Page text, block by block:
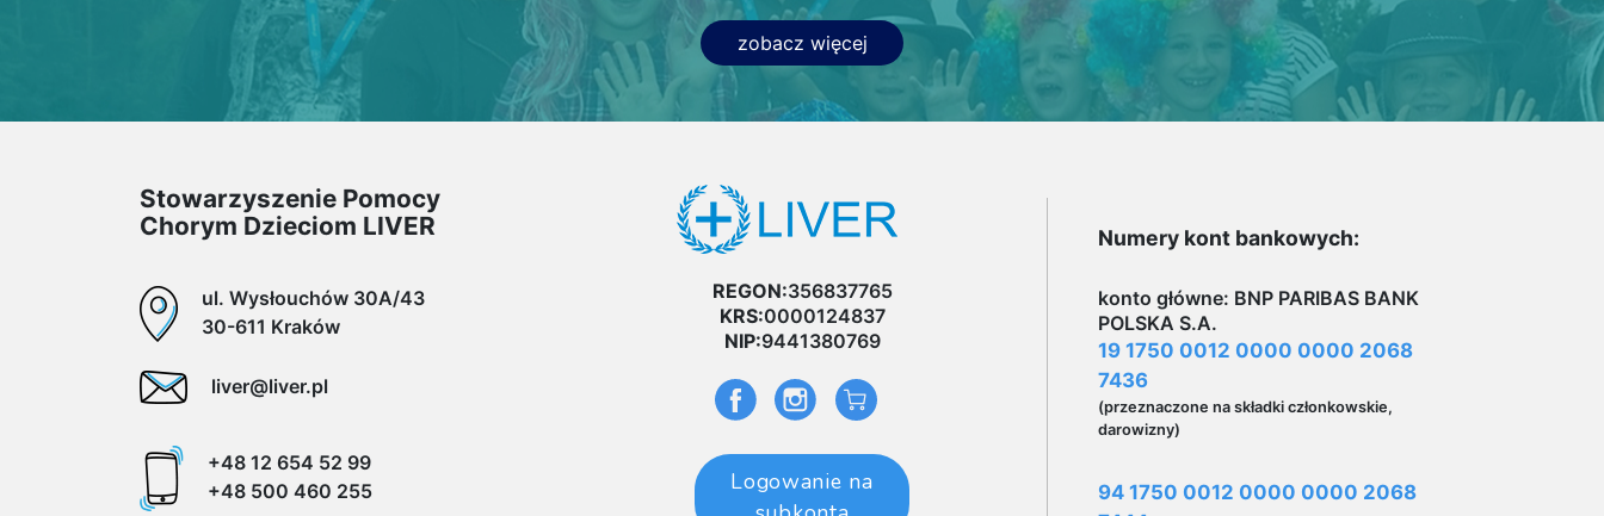
zobacz więcej
Stowarzyszenie Pomocy
Chorym Dzieciom LIVER
ul. Wysłouchów 30A/43
30-611 Kraków
liver@liver.pl
+48 12 654 52 99
+48 500 460 255
REGON:356837765
KRS:0000124837
NIP:9441380769
Logowanie na
Numery kont bankowych:
konto główne: BNP PARIBAS BANK
POLSKA S.A.
19 1750 0012 0000 0000 2068
7436
(przeznaczone na składki członkowskie,
darowizny)
94 1750 0012 0000 0000 2068